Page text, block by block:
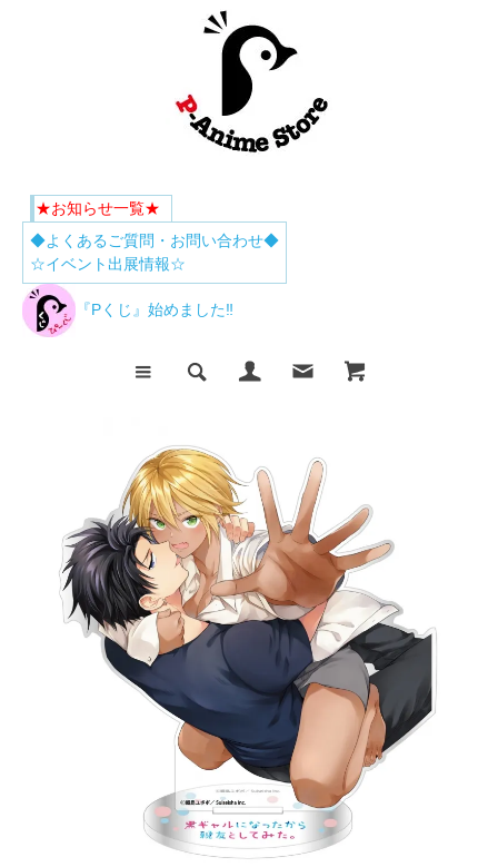
★お知らせ一覧★
◆よくあるご質問・お問い合わせ◆
☆イベント出展情報☆
『Pくじ』始めました‼